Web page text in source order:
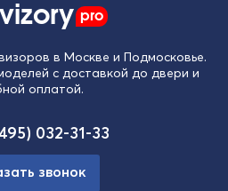
pro
в Москве и Подмосковье.
с доставкой до двери и
оплатой.
032-31-33
звонок